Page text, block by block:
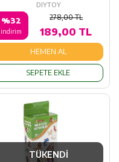
DIYTOY
%32
indirim
278,00 TL
189,00 TL
HEMEN AL
SEPETE EKLE
TÜKENDİ